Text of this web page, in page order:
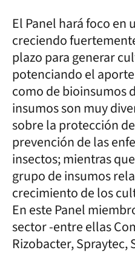
El Panel hará foco en
creciendo
plazo para generar
potenciando el
como de bioinsumos
insumos son muy
sobre la protección
prevención de las
insectos; mientras
grupo de insumos
crecimiento de los
En este Panel
sector -entre ellas
Rizobacter, Spraytec,